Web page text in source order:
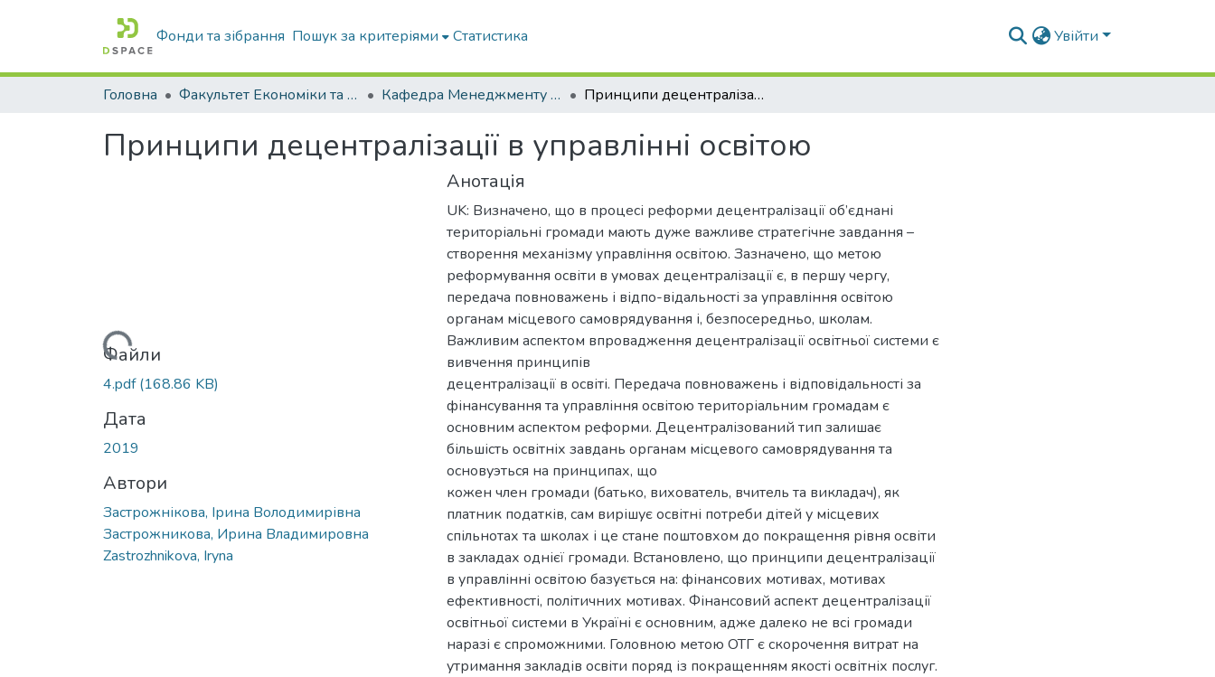
Фонди та зібрання Пошук за критеріями Статистика Увійти
Головна Факультет Економіки та бізнесу Кафедра Менеджменту та публічного адміністрування Принципи децентралізації в управлінні освітою
Принципи децентралізації в управлінні освітою
Вантажиться...
Файли
4.pdf(168.86 KB)
Дата
2019
Автори
Застрожнікова, Ірина Володимирівна
Застрожникова, Ирина Владимировна
Zastrozhnikova, Iryna
Анотація
UK: Визначено, що в процесі реформи децентралізації об’єднані
територіальні громади мають дуже важливе стратегічне завдання –
створення механізму управління освітою. Зазначено, що метою
реформування освіти в умовах децентралізації є, в першу чергу,
передача повноважень і відпо-відальності за управління освітою
органам місцевого самоврядування і, безпосередньо, школам.
Важливим аспектом впровадження децентралізації освітньої системи є
вивчення принципів
децентралізації в освіті. Передача повноважень і відповідальності за
фінансування та управління освітою територіальним громадам є
основним аспектом реформи. Децентралізований тип залишає
більшість освітніх завдань органам місцевого самоврядування та
основуэться на принципах, що
кожен член громади (батько, вихователь, вчитель та викладач), як
платник податків, сам вирішує освітні потреби дітей у місцевих
спільнотах та школах і це стане поштовхом до покращення рівня освіти
в закладах однієї громади. Встановлено, що принципи децентралізації
в управлінні освітою базується на: фінансових мотивах, мотивах
ефективності, політичних мотивах. Фінансовий аспект децентралізації
освітньої системи в Україні є основним, адже далеко не всі громади
наразі є спроможними. Головною метою ОТГ є скорочення витрат на
утримання закладів освіти поряд із покращенням якості освітніх послуг.